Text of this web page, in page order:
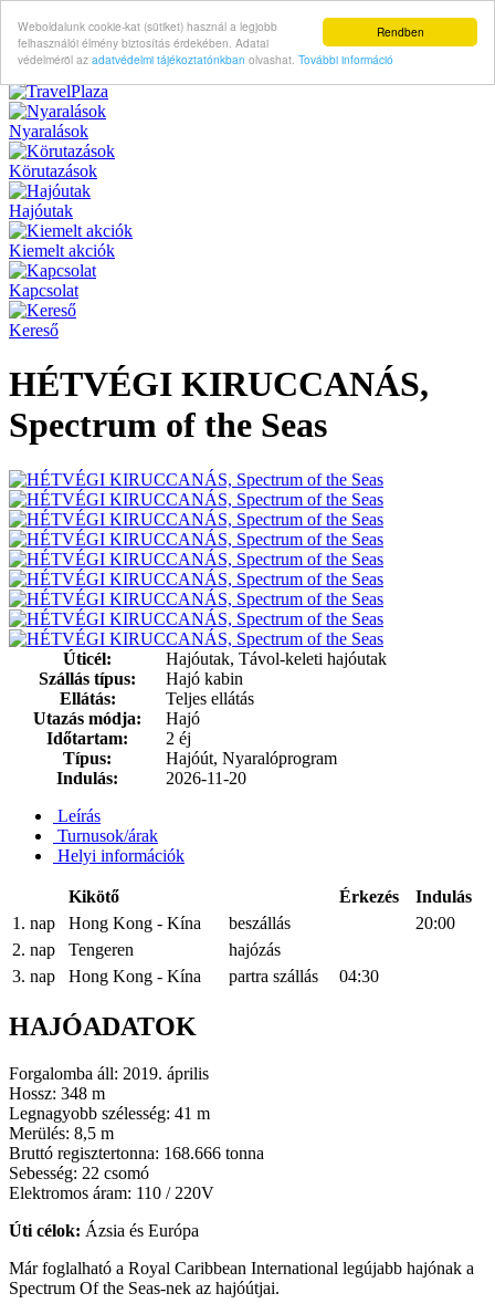
Rendben
Weboldalunk cookie-kat (sütiket) használ a legjobb
felhasználói élmény biztosítás érdekében. Adatai
védelméröl az adatvédelmi tájékoztatónkban olvashat. További információ
Nyaralások
Körutazások
Hajóutak
Kiemelt akciók
Kapcsolat
Kereső
HÉTVÉGI KIRUCCANÁS,
Spectrum of the Seas
Úticél:
Hajóutak, Távol-keleti hajóutak
Szállás típus:
Hajó kabin
Ellátás:
Teljes ellátás
Utazás módja:
Hajó
Időtartam:
2 éj
Típus:
Hajóút, Nyaralóprogram
Indulás:
2026-11-20
Leírás
Turnusok/árak
Helyi információk
Kikötő Érkezés
Indulás
1. nap
Hong Kong - Kína beszállás
20:00
2. nap
Tengeren
hajózás
3. nap
Hong Kong - Kína partra szállás 04:30
HAJÓADATOK
Forgalomba áll: 2019. április
Hossz: 348 m
Legnagyobb szélesség: 41 m
Merülés: 8,5 m
Bruttó regisztertonna: 168.666 tonna
Sebesség: 22 csomó
Elektromos áram: 110 / 220V
Úti célok: Ázsia és Európa
Már foglalható a Royal Caribbean International legújabb hajónak a
Spectrum Of the Seas-nek az hajóútjai.